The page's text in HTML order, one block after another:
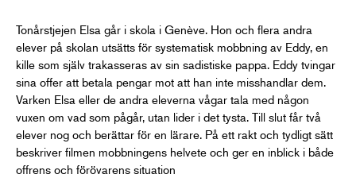
Tonårstjejen Elsa går i skola i Genève. Hon och flera andra
elever på skolan utsätts för systematisk mobbning av Eddy, en
kille som själv trakasseras av sin sadistiske pappa. Eddy tvingar
sina offer att betala pengar mot att han inte misshandlar dem.
Varken Elsa eller de andra eleverna vågar tala med någon
vuxen om vad som pågår, utan lider i det tysta. Till slut får två
elever nog och berättar för en lärare. På ett rakt och tydligt sätt
beskriver filmen mobbningens helvete och ger en inblick i både
offrens och förövarens situation